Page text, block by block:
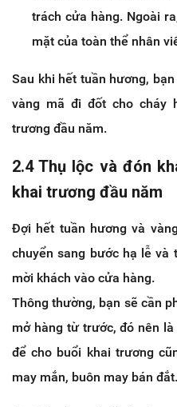
trách cửa hàng. Ngoài
mặt của toàn thể nhân
Sau khi hết tuần hương,
vàng mã đi đốt cho cháy
trương đầu năm.
2.4 Thụ lộc và đón
khai trương đầu năm
Đợi hết tuần hương và
chuyển sang bước hạ lễ và
mời khách vào cửa hàng.
Thông thường, bạn sẽ cần
mở hàng từ trước, đó nên
để cho buổi khai trương
may mắn, buôn may bán đắt.